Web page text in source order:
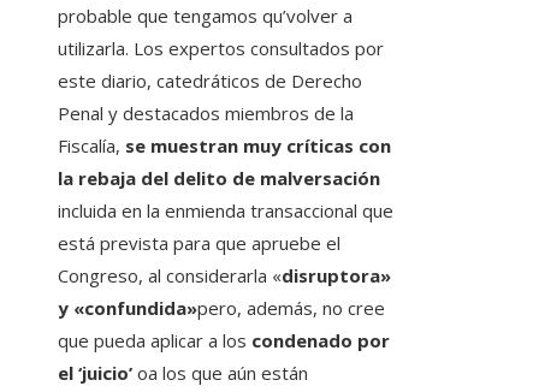
probable que tengamos qu’volver a
utilizarla. Los expertos consultados por
este diario, catedráticos de Derecho
Penal y destacados miembros de la
Fiscalía, se muestran muy críticas con
la rebaja del delito de malversación
incluida en la enmienda transaccional que
está prevista para que apruebe el
Congreso, al considerarla «disruptora»
y «confundida»pero, además, no cree
que pueda aplicar a los condenado por
el ‘juicio’ oa los que aún están